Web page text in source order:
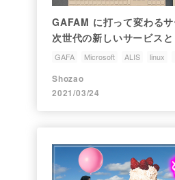
GAFAM に打って変わる
次世代の新しいサービス
GAFA Microsoft ALIS linux
Shozao
2021/03/24